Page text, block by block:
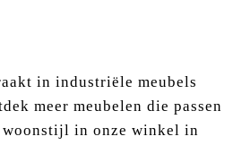
in industriële meubels
meer meubelen die passen
in onze winkel in